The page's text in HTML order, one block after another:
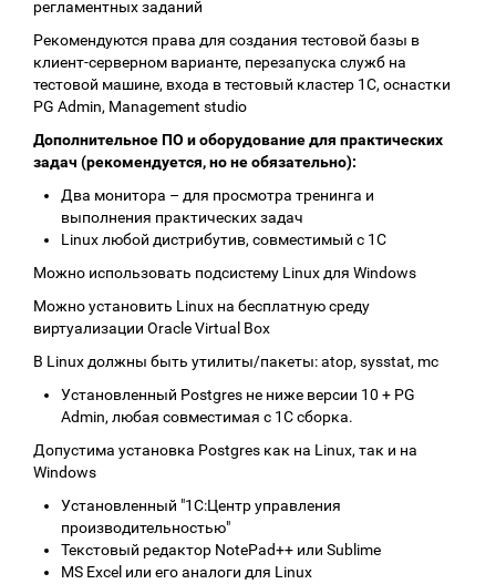
регламентных заданий
Рекомендуются права для создания тестовой базы в
клиент-серверном варианте, перезапуска служб на
тестовой машине, входа в тестовый кластер 1С, оснастки
PG Admin, Management studio
Дополнительное ПО и оборудование для практических
задач (рекомендуется, но не обязательно):
Два монитора – для просмотра тренинга и
выполнения практических задач
Linux любой дистрибутив, совместимый с 1С
Можно использовать подсистему Linux для Windows
Можно установить Linux на бесплатную среду
виртуализации Oracle Virtual Box
В Linux должны быть утилиты/пакеты: atop, sysstat, mc
Установленный Postgres не ниже версии 10 + PG
Admin, любая совместимая с 1С сборка.
Допустима установка Postgres как на Linux, так и на
Windows
Установленный "1С:Центр управления
производительностью"
Текстовый редактор NotePad++ или Sublime
MS Excel или его аналоги для Linux